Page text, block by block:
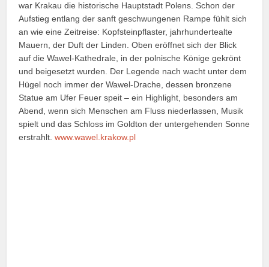
war Krakau die historische Hauptstadt Polens. Schon der
Aufstieg entlang der sanft geschwungenen Rampe fühlt sich
an wie eine Zeitreise: Kopfsteinpflaster, jahrhundertealte
Mauern, der Duft der Linden. Oben eröffnet sich der Blick
auf die Wawel-Kathedrale, in der polnische Könige gekrönt
und beigesetzt wurden. Der Legende nach wacht unter dem
Hügel noch immer der Wawel-Drache, dessen bronzene
Statue am Ufer Feuer speit – ein Highlight, besonders am
Abend, wenn sich Menschen am Fluss niederlassen, Musik
spielt und das Schloss im Goldton der untergehenden Sonne
erstrahlt.www.wawel.krakow.pl